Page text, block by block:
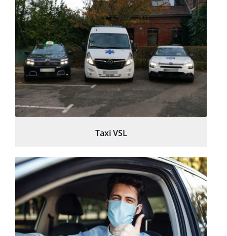
Taxi VSL